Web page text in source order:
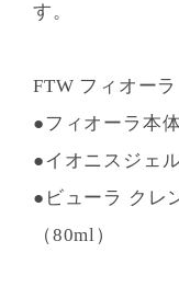
す。
FTW フィオー
●フィオーラ本
●イオニスジェ
●ビューラ クレ
（80ml）